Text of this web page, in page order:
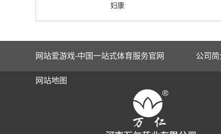
妇康
网站爱游戏-中国一站式体育服务官网 公司
网站地图